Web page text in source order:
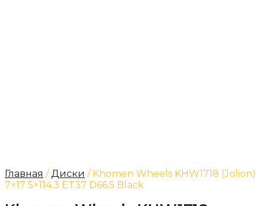
Главная /Диски / Khomen Wheels KHW1718 (Jolion)
7×17 5×114.3 ET37 D66.5 Black